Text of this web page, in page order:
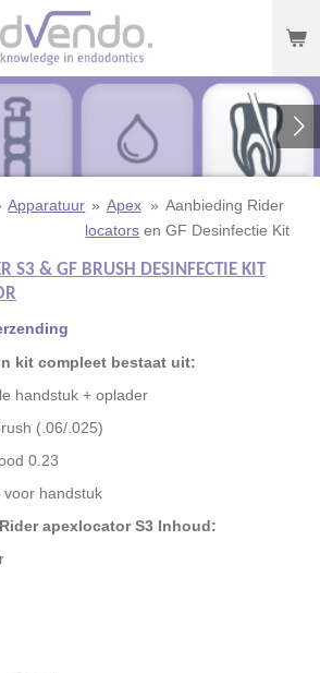
Apparatuur » Apex
locators
» Aanbieding Rider
en GF Desinfectie Kit
S3 & GF BRUSH DESINFECTIE KIT
kit compleet bestaat uit:
handstuk + oplader
(.06/.025)
0.23
handstuk
apexlocator S3 Inhoud: